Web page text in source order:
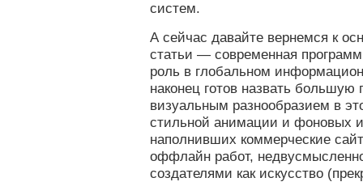
систем.
А сейчас давайте вернемся к
статьи — современная
роль в глобальном
наконец готов назвать
визуальным разнообразием в
стильной анимации и фоновых
наполнивших коммерческие
оффлайн работ,
создателями как искусство